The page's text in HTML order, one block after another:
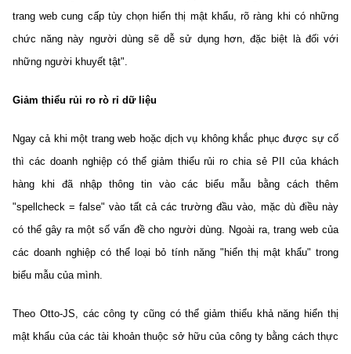
trang web cung cấp tùy chọn hiển thị mật khẩu, rõ ràng khi có những
chức năng này người dùng sẽ dễ sử dụng hơn, đặc biệt là đối với
những người khuyết tật".
Giảm thiểu rủi ro rò rỉ dữ liệu
Ngay cả khi một trang web hoặc dịch vụ không khắc phục được sự cố
thì các doanh nghiệp có thể giảm thiểu rủi ro chia sẻ PII của khách
hàng khi đã nhập thông tin vào các biểu mẫu bằng cách thêm
"spellcheck = false" vào tất cả các trường đầu vào, mặc dù điều này
có thể gây ra một số vấn đề cho người dùng. Ngoài ra, trang web của
các doanh nghiệp có thể loại bỏ tính năng "hiển thị mật khẩu" trong
biểu mẫu của mình.
Theo Otto-JS, các công ty cũng có thể giảm thiểu khả năng hiển thị
mật khẩu của các tài khoản thuộc sở hữu của công ty bằng cách thực